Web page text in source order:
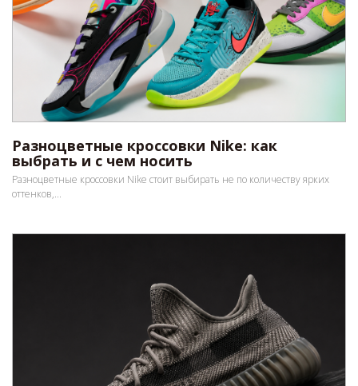
Разноцветные кроссовки Nike: как
выбрать и с чем носить
Разноцветные кроссовки Nike стоит выбирать не по количеству ярких
оттенков,...